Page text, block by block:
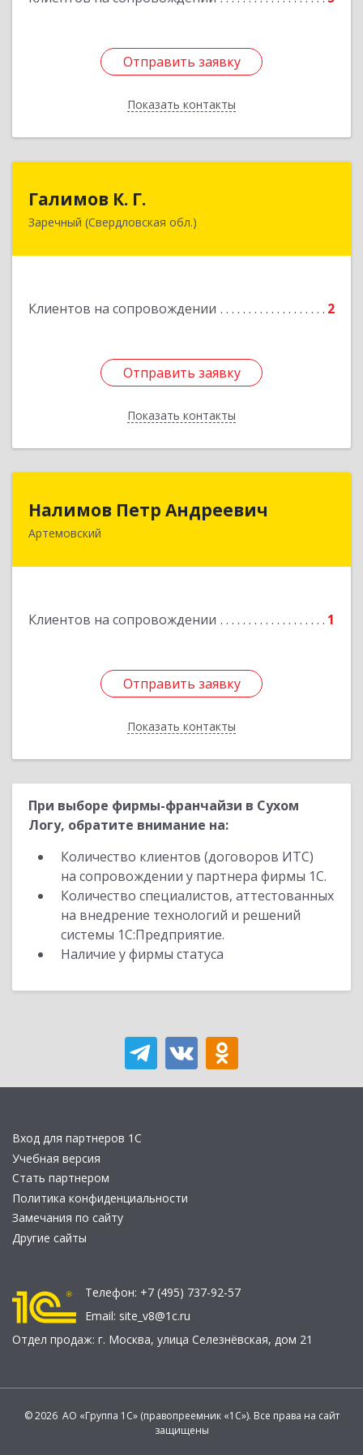
Отправить заявку
Показать контакты
Отправить заявку
Назад
Галимов К. Г.
Заречный (Свердловская обл.)
Клиентов на сопровождении 2
Отправить заявку
Показать контакты
Свердловская обл, г. Заречный, ул. Кузнецова,
Отправить заявку
Назад
Налимов Петр Андреевич
Артемовский
Клиентов на сопровождении 1
Отправить заявку
Показать контакты
623780, Свердловская обл, Артемовский г,
Отправить заявку
Назад
При выборе фирмы-франчайзи в Сухом
Логу, обратите внимание на:
Количество клиентов (договоров ИТС)
на сопровождении у партнера фирмы 1С.
Количество специалистов, аттестованных
на внедрение технологий и решений
системы 1С:Предприятие.
Наличие у фирмы статуса
Вход для партнеров 1С
Учебная версия
Стать партнером
Политика конфиденциальности
Замечания по сайту
Другие сайты
Телефон: +7 (495) 737-92-57
Email: site_v8@1c.ru
Отдел продаж: г. Москва, улица Селезнёвская, дом 21
© 2026 АО «Группа 1С» (правопреемник «1С»). Все права на сайт
защищены